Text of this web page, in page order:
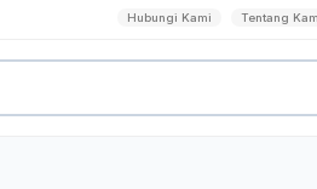
Hubungi Kami Tentang